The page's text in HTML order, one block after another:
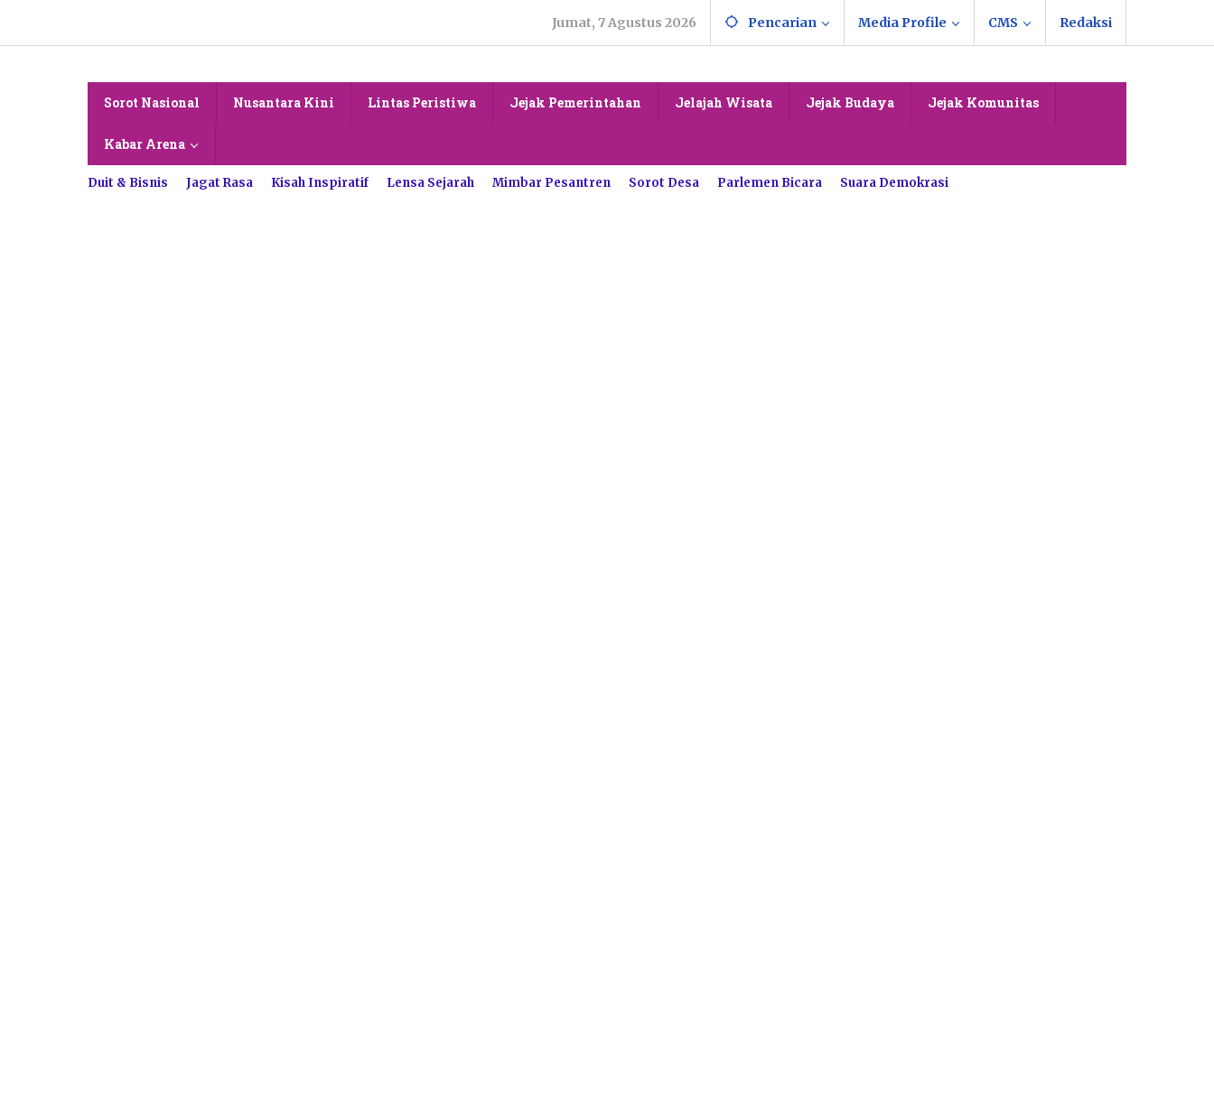
konten
Jumat, 7 Agustus 2026 Pencarian Media Profile CMS Redaksi
Sorot Nasional Nusantara Kini Lintas Peristiwa Jejak Pemerintahan Jelajah Wisata Jejak Budaya Jejak Komunitas
Kabar Arena
Duit & Bisnis Jagat Rasa Kisah Inspiratif Lensa Sejarah Mimbar Pesantren Sorot Desa Parlemen Bicara Suara Demokrasi